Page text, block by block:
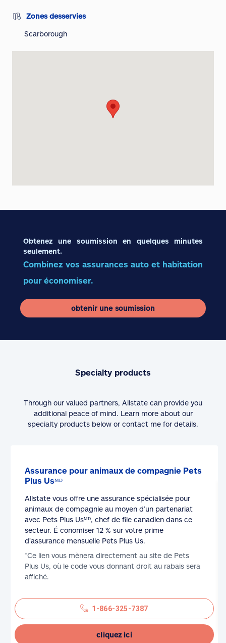
Zones desservies
Scarborough
Obtenez une soumission en quelques minutes
seulement.
Combinez vos assurances auto et habitation
pour économiser.
obtenir une soumission
Specialty products
Through our valued partners, Allstate can provide you
additional peace of mind. Learn more about our
specialty products below or contact me for details.
Assurance pour animaux de compagnie Pets
Plus Usᴹᴰ
Allstate vous offre une assurance spécialisée pour
animaux de compagnie au moyen d’un partenariat
avec Pets Plus Usᴹᴰ, chef de file canadien dans ce
secteur. É conomiser 12 % sur votre prime
d’assurance mensuelle Pets Plus Us.
*Ce lien vous mènera directement au site de Pets
Plus Us, où le code vous donnant droit au rabais sera
affiché.
1-866-325-7387
cliquez ici